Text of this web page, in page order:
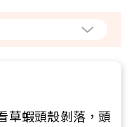
草蝦頭殼剝落，頭